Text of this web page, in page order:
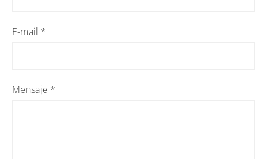
E-mail *
Mensaje *